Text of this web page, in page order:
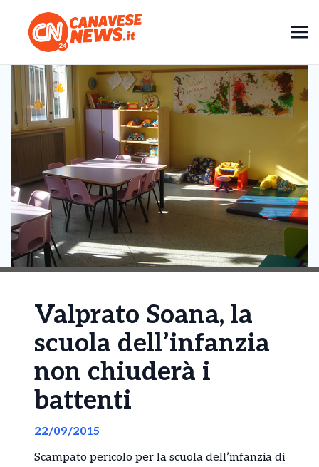
Valprato Soana, la
scuola dell’infanzia
non chiuderà i
battenti
22/09/2015
Scampato pericolo per la scuola dell’infanzia di